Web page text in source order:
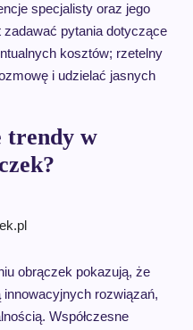
specjalisty oraz jego
pytania dotyczące
kosztów; rzetelny
i udzielać jasnych
trendy w
obrączek pokazują, że
rozwiązań,
Współczesne